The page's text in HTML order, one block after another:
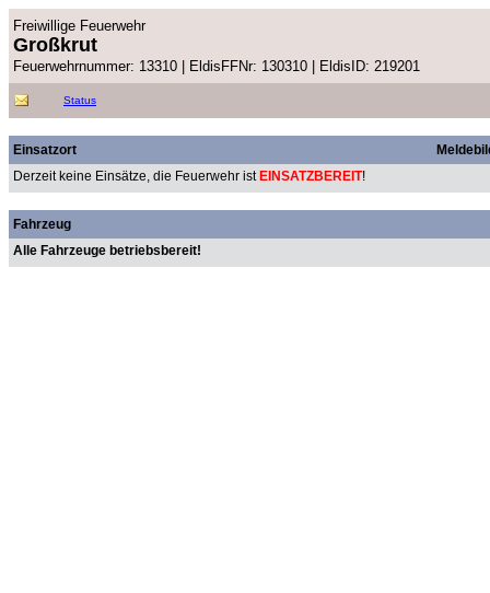
Freiwillige Feuerwehr
Großkrut
Feuerwehrnummer: 13310 | EldisFFNr: 130310 | EldisID: 219201
Status
Einsatzort
Derzeit keine Einsätze, die Feuerwehr ist EINSATZBEREIT!
Fahrzeug
Alle Fahrzeuge betriebsbereit!